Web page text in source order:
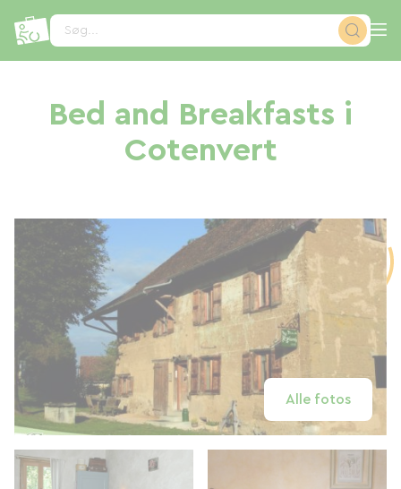
Søg...
Bed and Breakfasts i
Cotenvert
Alle fotos
CCookie-styringspanel